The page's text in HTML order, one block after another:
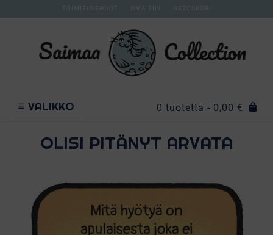
TOIMITUSEHDOT OMA TILI OSTOSKORI
VALIKKO 0 tuotetta - 0,00 €
OLISI PITÄNYT ARVATA